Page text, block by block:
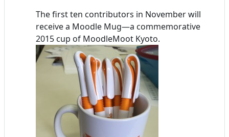
The first ten contributors in November will
receive a Moodle Mug—a commemorative
2015 cup of MoodleMoot Kyoto.